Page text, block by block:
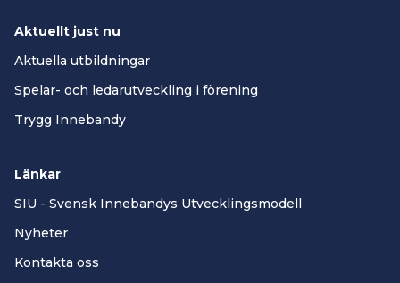
Aktuellt just nu
Aktuella utbildningar
Spelar- och ledarutveckling i förening
Trygg Innebandy
Länkar
SIU - Svensk Innebandys Utvecklingsmodell
Nyheter
Kontakta oss